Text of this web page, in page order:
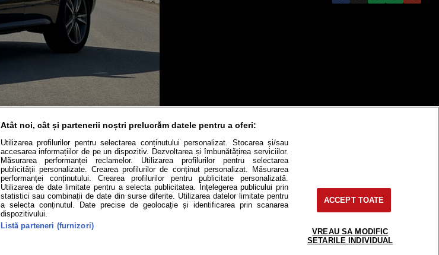
Utile Video Podcast cu Prioritate Cât costă?
Politica de cookies Modifică Setările
Atât noi, cât și partenerii noștri prelucrăm datele pentru a oferi:
Utilizarea profilurilor pentru selectarea conținutului personalizat. Stocarea și/sau
accesarea informațiilor de pe un dispozitiv. Dezvoltarea și îmbunătățirea serviciilor.
Măsurarea performanței reclamelor. Utilizarea profilurilor pentru selectarea
publicității personalizate. Crearea profilurilor de conținut personalizat. Măsurarea
performanței conținutului. Crearea profilurilor pentru publicitate personalizată.
Utilizarea de date limitate pentru a selecta publicitatea. Înțelegerea publicului prin
statistici sau combinații de date din surse diferite. Utilizarea datelor limitate pentru
a selecta conținutul. Date precise de geolocație și identificarea prin scanarea
dispozitivului.
Listă parteneri (furnizori)
ACCEPT TOATE
VREAU SA MODIFIC
SETARILE INDIVIDUAL